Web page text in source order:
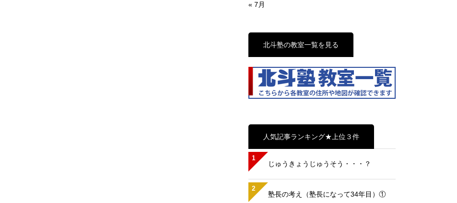
« 7月
北斗塾の教室一覧を見る
人気記事ランキング★上位３件
1
じゅうきょうじゅうそう・・・？
2
塾長の考え（塾長になって34年目）①